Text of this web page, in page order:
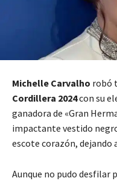
Michelle Carvalho robó
Cordillera 2024con su
ganadora de «Gran
impactante vestido
escote corazón, dejando
Aunque no pudo desfilar